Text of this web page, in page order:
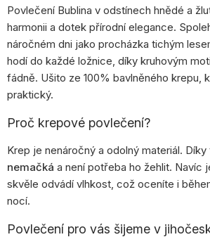
Povlečení Bublina v odstínech hnědé a
harmonii a dotek přírodní elegance.
náročném dni jako procházka tichým
hodí do každé ložnice, díky kruhovým
fádně. Ušito ze 100% bavlněného krepu,
praktický.
Proč krepové povlečení?
Krep je nenáročný a odolný materiál.
nemačká a není potřeba ho žehlit. Navíc
skvěle odvádí vlhkost, což oceníte i
nocí.
Povlečení pro vás šijeme v